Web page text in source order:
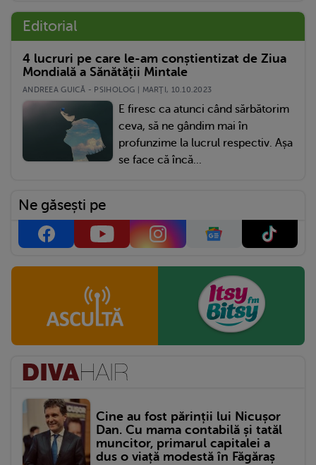
Editorial
4 lucruri pe care le-am conștientizat de Ziua
Mondială a Sănătății Mintale
ANDREEA GUICĂ - PSIHOLOG | MARŢI, 10.10.2023
E firesc ca atunci când sărbătorim
ceva, să ne gândim mai în
profunzime la lucrul respectiv. Așa
se face că încă...
Ne găsești pe
Cine au fost părinții lui Nicușor
Dan. Cu mama contabilă și tatăl
muncitor, primarul capitalei a
dus o viață modestă în Făgăraș